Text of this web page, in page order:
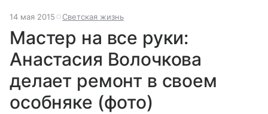
14 мая 2015 Светская жизнь
Мастер на все руки:
Анастасия Волочкова
делает ремонт в своем
особняке (фото)